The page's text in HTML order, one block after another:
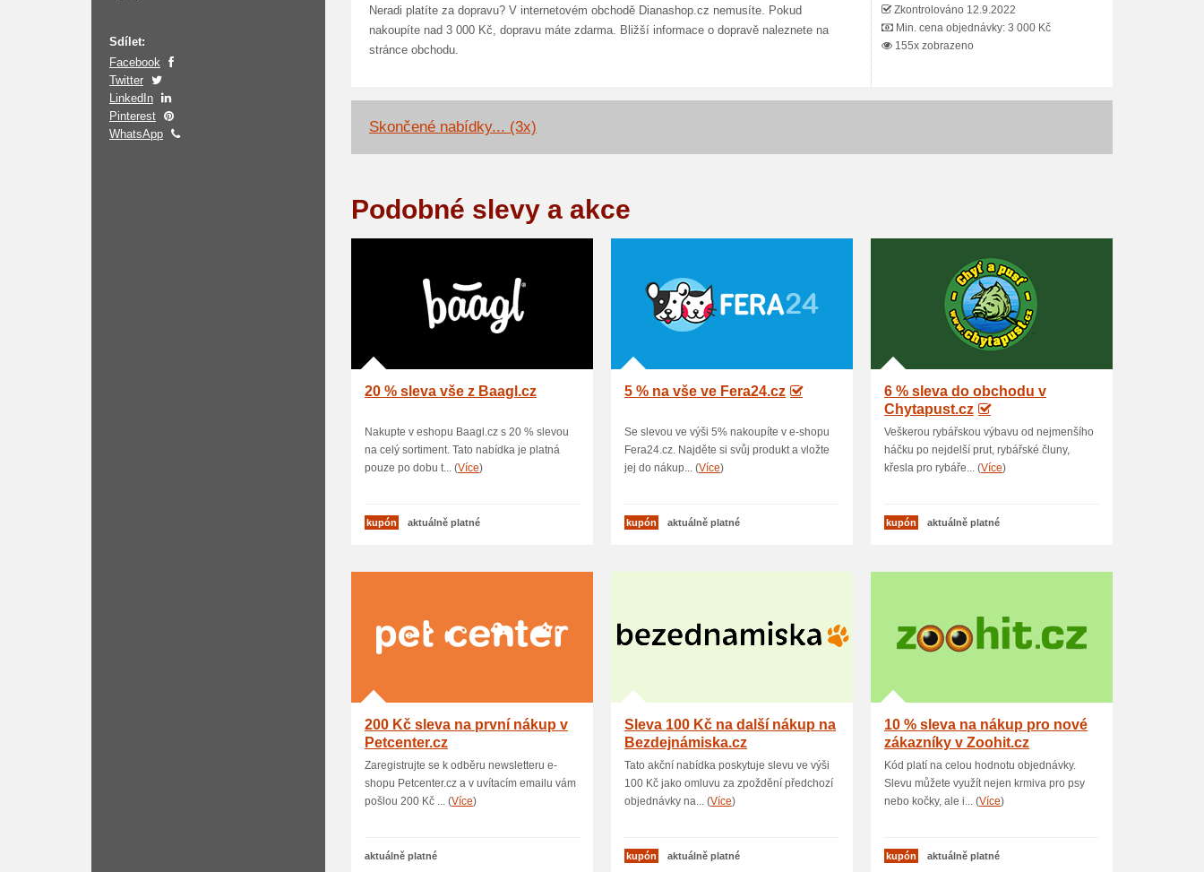
Sdílet:
Facebook
Twitter
LinkedIn
Pinterest
WhatsApp
Neradi platíte za dopravu? V internetovém obchodě Dianashop.cz nemusíte. Pokud
nakoupíte nad 3 000 Kč, dopravu máte zdarma. Bližší informace o dopravě naleznete na
stránce obchodu.
Zkontrolováno 12.9.2022
Min. cena objednávky: 3 000 Kč
155x zobrazeno
Skončené nabídky... (3x)
Podobné slevy a akce
20 % sleva vše z Baagl.cz
Nakupte v eshopu Baagl.cz s 20 % slevou
na celý sortiment. Tato nabídka je platná
pouze po dobu t... (Více)
kupón aktuálně platné
5 % na vše ve Fera24.cz
Se slevou ve výši 5% nakoupíte v e-shopu
Fera24.cz. Najděte si svůj produkt a vložte
jej do nákup... (Více)
kupón aktuálně platné
6 % sleva do obchodu v
Chytapust.cz
Veškerou rybářskou výbavu od nejmenšího
háčku po nejdelší prut, rybářské čluny,
křesla pro rybáře... (Více)
kupón aktuálně platné
200 Kč sleva na první nákup v
Petcenter.cz
Zaregistrujte se k odběru newsletteru e-
shopu Petcenter.cz a v uvítacím emailu vám
pošlou 200 Kč ... (Více)
aktuálně platné
Sleva 100 Kč na další nákup na
Bezdejnámiska.cz
Tato akční nabídka poskytuje slevu ve výši
100 Kč jako omluvu za zpoždění předchozí
objednávky na... (Více)
kupón aktuálně platné
10 % sleva na nákup pro nové
zákazníky v Zoohit.cz
Kód platí na celou hodnotu objednávky.
Slevu můžete využít nejen krmiva pro psy
nebo kočky, ale i... (Více)
kupón aktuálně platné